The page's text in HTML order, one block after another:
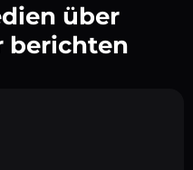
über
berichten